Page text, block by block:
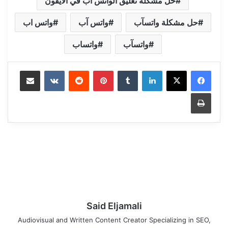
حل مشكلة واتسآب واتس آب واتس اب
واتسآب واتساب
LinkedIn
Tumblr
Pinterest
Reddit
VKontakte
Share via Email
Print
Said Eljamali
Audiovisual and Written Content Creator Specializing in SEO,